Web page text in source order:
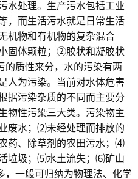
水处理。生产污水包括工业
，而生活污水就是日常生活
机物和有机物的复杂混合
固体颗粒；②胶状和凝胶状
质性来分，水的污染有两
人为污染。当前对水体危害
据污染杂质的不同而主要分
物性污染三大类。污染物主
废水；⑵未经处理而排放的
药、除草剂的农田污水；⑷
垃圾；⑸水土流失；⑹矿山
，一般可归纳为物理法、化学